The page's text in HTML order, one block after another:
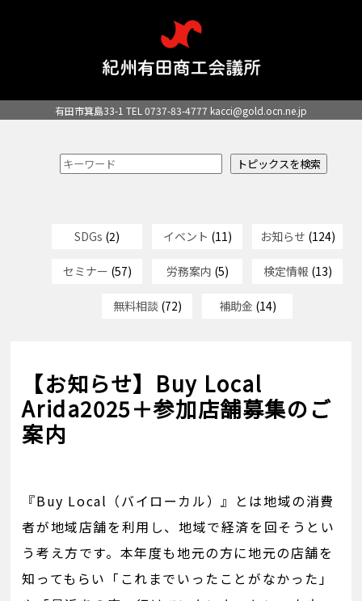
有田市箕島33-1 TEL 0737-83-4777 kacci@gold.ocn.ne.jp
SDGs (2) イベント (11) お知らせ (124)
セミナー (57) 労務案内 (5) 検定情報 (13)
無料相談 (72) 補助金 (14)
【お知らせ】Buy Local
Arida2025＋参加店舗募集のご
案内
『Buy Local（バイローカル）』とは地域の消費
者が地域店舗を利用し、地域で経済を回そうとい
う考え方です。本年度も地元の方に地元の店舗を
知ってもらい「これまでいったことがなかった」